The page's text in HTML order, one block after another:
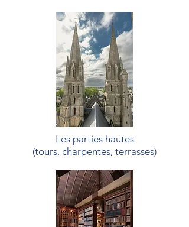
Les parties hautes
(tours, charpentes, terrasses)